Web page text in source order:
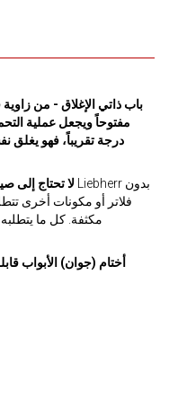
درجة تقريباً، فهو يغلق
لا تحتاج إلى
فلاتر أو مكونات أخرى
مكثفة. كل ما يتطلبه
أختام (جوان) الأبواب